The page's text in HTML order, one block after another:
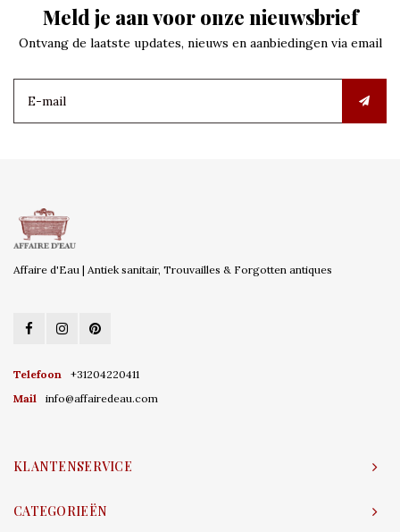
Meld je aan voor onze nieuwsbrief
Ontvang de laatste updates, nieuws en aanbiedingen via email
Affaire d'Eau | Antiek sanitair, Trouvailles & Forgotten antiques
Telefoon
+31204220411
Mail
info@affairedeau.com
KLANTENSERVICE
CATEGORIEËN